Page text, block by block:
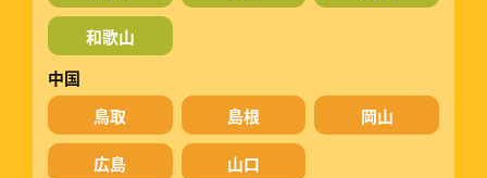
和歌山
中国
鳥取
島根 岡山
広島
山口